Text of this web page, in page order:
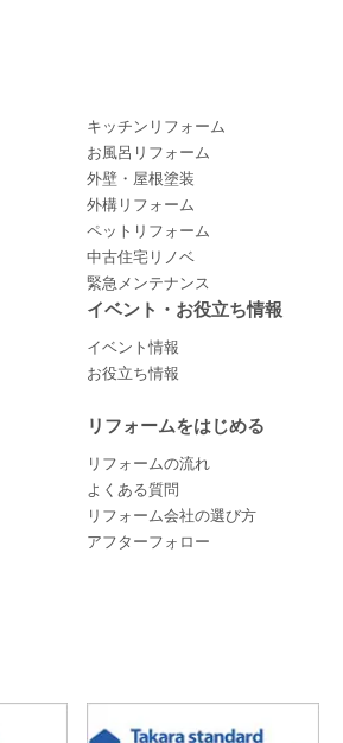
キッチンリフォーム
お風呂リフォーム
外壁・屋根塗装
外構リフォーム
ペットリフォーム
中古住宅リノベ
緊急メンテナンス
イベント・お役立ち情報
イベント情報
お役立ち情報
リフォームをはじめる
リフォームの流れ
よくある質問
リフォーム会社の選び方
アフターフォロー